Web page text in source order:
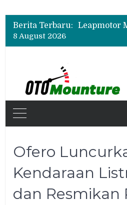
Berita Terbaru:
8 August 2026
Ofero
Kendaraan
dan Resmikan